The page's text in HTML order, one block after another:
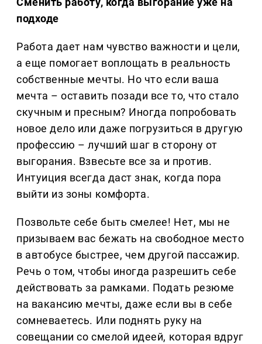
подходе
Работа дает нам чувство важности и цели,
а еще помогает воплощать в реальность
собственные мечты. Но что если ваша
мечта – оставить позади все то, что стало
скучным и пресным? Иногда попробовать
новое дело или даже погрузиться в другую
профессию – лучший шаг в сторону от
выгорания. Взвесьте все за и против.
Интуиция всегда даст знак, когда пора
выйти из зоны комфорта.
Позвольте себе быть смелее! Нет, мы не
призываем вас бежать на свободное место
в автобусе быстрее, чем другой пассажир.
Речь о том, чтобы иногда разрешить себе
действовать за рамками. Подать резюме
на вакансию мечты, даже если вы в себе
сомневаетесь. Или поднять руку на
совещании со смелой идеей, которая вдруг